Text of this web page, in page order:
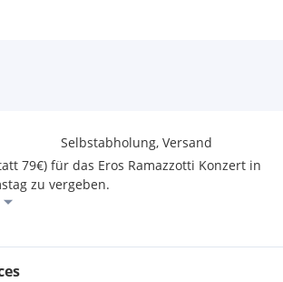
Selbstabholung, Versand
79€) für das Eros Ramazzotti Konzert in
zu vergeben.